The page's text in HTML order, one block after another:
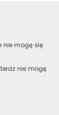
nie mogę się
nie mogę